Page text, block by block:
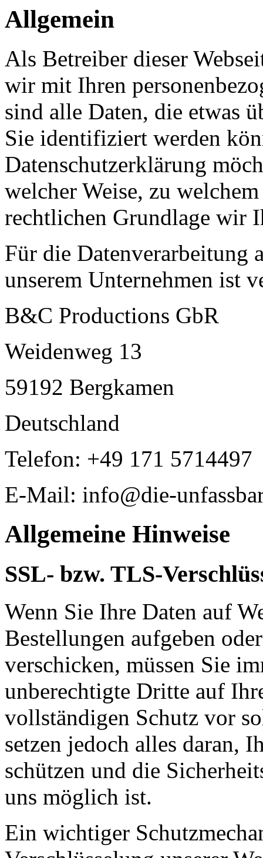
Allgemein
Als Betreiber dieser
wir mit Ihren
sind alle Daten, die etwas
Sie identifiziert werden
Datenschutzerklärung
welcher Weise, zu
rechtlichen Grundlage wir
Für die Datenverarbeitung
unserem Unternehmen ist
B&C Productions GbR
Weidenweg 13
59192 Bergkamen
Deutschland
Telefon: +49 171 5714497
E-Mail: info@die-
Allgemeine Hinweise
SSL- bzw. TLS-
Wenn Sie Ihre Daten auf
Bestellungen aufgeben
verschicken, müssen Sie
unberechtigte Dritte auf
vollständigen Schutz vor
setzen jedoch alles daran,
schützen und die
uns möglich ist.
Ein wichtiger